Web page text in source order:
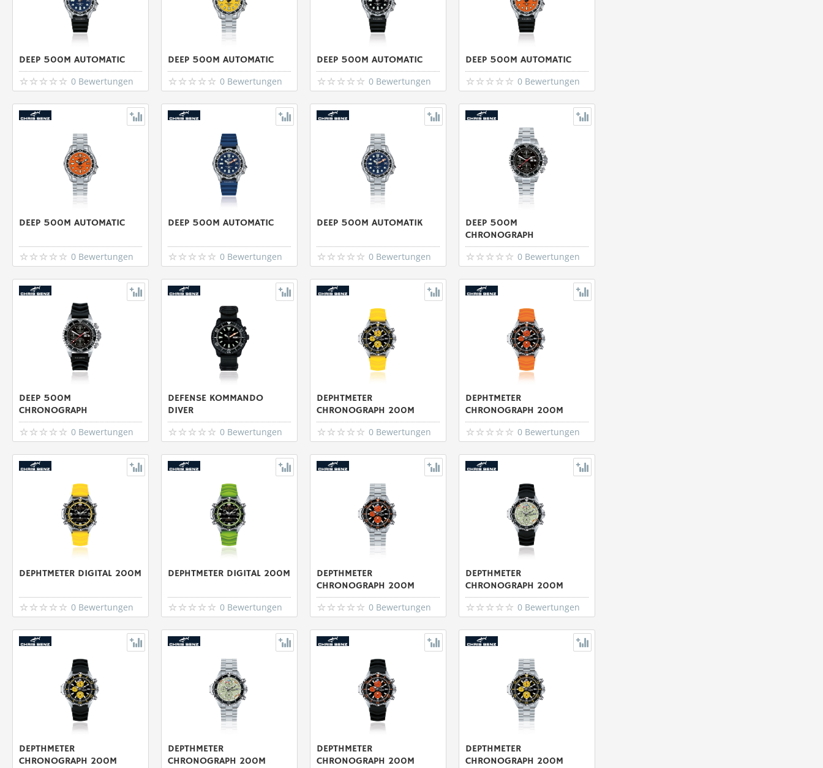
DEEP 500M AUTOMATIC
0 Bewertungen
DEEP 500M AUTOMATIC
0 Bewertungen
DEEP 500M AUTOMATIC
0 Bewertungen
DEEP 500M AUTOMATIC
0 Bewertungen
DEEP 500M AUTOMATIC
0 Bewertungen
DEEP 500M AUTOMATIC
0 Bewertungen
DEEP 500M AUTOMATIK
0 Bewertungen
DEEP 500M
CHRONOGRAPH
0 Bewertungen
DEEP 500M
CHRONOGRAPH
0 Bewertungen
DEFENSE KOMMANDO
DIVER
0 Bewertungen
DEPHTMETER
CHRONOGRAPH 200M
0 Bewertungen
DEPHTMETER
CHRONOGRAPH 200M
0 Bewertungen
DEPHTMETER DIGITAL 200M
0 Bewertungen
DEPHTMETER DIGITAL 200M
0 Bewertungen
DEPTHMETER
CHRONOGRAPH 200M
0 Bewertungen
DEPTHMETER
CHRONOGRAPH 200M
0 Bewertungen
DEPTHMETER
CHRONOGRAPH 200M
DEPTHMETER
CHRONOGRAPH 200M
DEPTHMETER
CHRONOGRAPH 200M
DEPTHMETER
CHRONOGRAPH 200M